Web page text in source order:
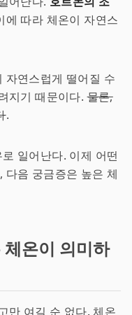
에 따라 체온이 자연스
자연스럽게 떨어질 수
지기 때문이다.물론,
.
일어난다. 이제 어떤
다음 궁금증은 높은 체
온이 의미하
만 여길 순 없다. 체온